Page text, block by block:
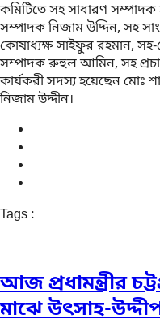
কমিটিতে সহ সাধারণ সম্পাদক
সম্পাদক নিজাম উদ্দিন, সহ
কোষাধ্যক্ষ সাইফুর রহমান, সহ-
সম্পাদক রুহুল আমিন, সহ
কার্যকরী সদস্য হয়েছেন মোঃ
নিজাম উদ্দীন।
Tags :
আজ প্রধামন্ত্রীর
মাঝে উৎসাহ-